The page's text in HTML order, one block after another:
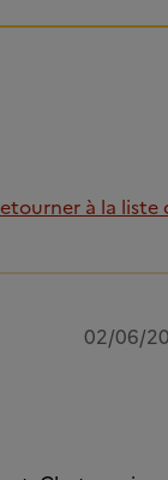
à la liste
02/06/